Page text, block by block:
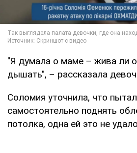
"Я думала о маме – жива ли
дышать", – рассказала
Соломия уточнила, что
самостоятельно поднять
потолка, одна ей это не